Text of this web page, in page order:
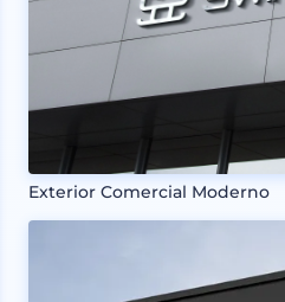
Exterior Comercial Moderno